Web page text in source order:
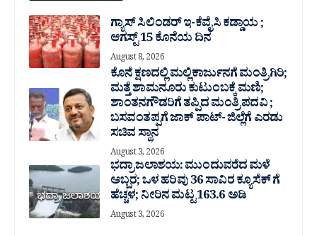
ಗ್ಯಾಸ್ ಸಿಲಿಂಡರ್ ಇ-ಕೆವೈಸಿ ಕಡ್ಡಾಯ ;
ಆಗಸ್ಟ್ 15 ಕೊನೆಯ ದಿನ
August 8, 2026
ಕೊನೆ ಕ್ಷಣದಲ್ಲಿ ಮಲ್ಲಿಕಾರ್ಜುನಗೆ ಮಂತ್ರಿಗಿರಿ;
ಮತ್ತೆ ಶಾಮನೂರು ಕುಟುಂಬಕ್ಕೆ ಮಣಿ;
ಶಾಂತನಗೌಡರಿಗೆ ತಪ್ಪಿದ ಮಂತ್ರಿ ಪದವಿ ;
ಬಸವಂತಪ್ಪಗೆ ಜಾಕ್ ಪಾಟ್- ಜಿಲ್ಲೆಗೆ ಎರಡು
ಸಚಿವ ಸ್ಥಾನ
August 3, 2026
ಭದ್ರಾ ಜಲಾಶಯ: ಮುಂದುವರೆದ ಮಳೆ
ಅಬ್ಬರ; ಒಳ ಹರಿವು 36 ಸಾವಿರ‌ ಕ್ಯೂಸೆಕ್ ಗೆ
ಹೆಚ್ಚಳ; ನೀರಿನ ಮಟ್ಟ 163.6 ಅಡಿ
August 3, 2026